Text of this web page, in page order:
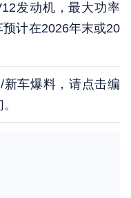
发动机，最大功率
计在2026年末或20
车爆料，请点击编